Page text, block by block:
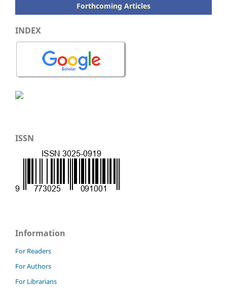
Forthcoming Articles
INDEX
ISSN
Information
For Readers
For Authors
For Librarians